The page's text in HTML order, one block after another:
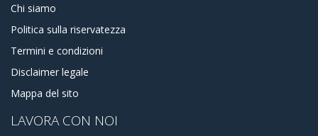
Chi siamo
Politica sulla riservatezza
Termini e condizioni
Disclaimer legale
Mappa del sito
LAVORA CON NOI